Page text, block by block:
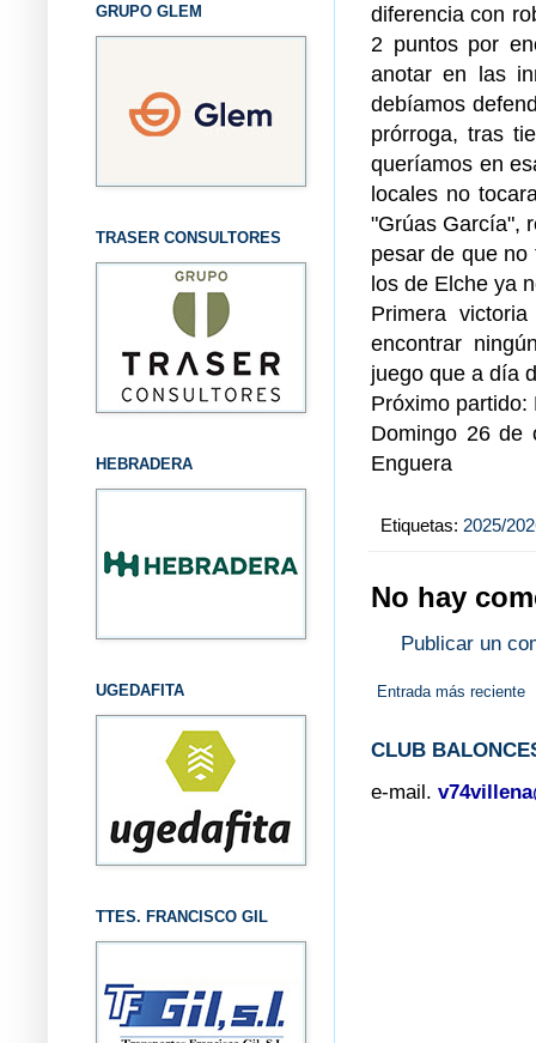
diferencia con
2 puntos por
anotar en las
debíamos
prórroga, tras
queríamos en
locales no
"Grúas García",
pesar de que
los de Elche ya
Primera
encontrar
juego que a día
Próximo
Domingo 26 de
Enguera
Etiquetas: 2025/
No hay
Publicar un
Entrada más reciente
CLUB
e-mail.
GRUPO GLEM
TRASER CONSULTORES
HEBRADERA
UGEDAFITA
TTES. FRANCISCO GIL